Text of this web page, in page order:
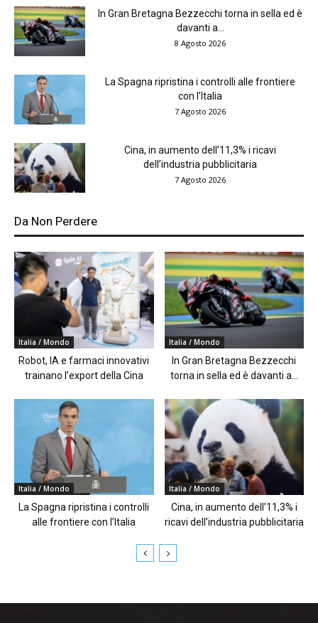
In Gran Bretagna Bezzecchi torna in sella ed è
davanti a...
8 Agosto 2026
La Spagna ripristina i controlli alle frontiere
con l’Italia
7 Agosto 2026
Cina, in aumento dell’11,3% i ricavi
dell’industria pubblicitaria
7 Agosto 2026
Da Non Perdere
Italia / Mondo
Robot, IA e farmaci innovativi
trainano l’export della Cina
Italia / Mondo
In Gran Bretagna Bezzecchi
torna in sella ed è davanti a...
Italia / Mondo
La Spagna ripristina i controlli
alle frontiere con l’Italia
Italia / Mondo
Cina, in aumento dell’11,3% i
ricavi dell’industria pubblicitaria